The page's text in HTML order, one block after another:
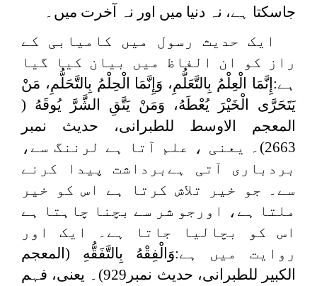
جاسکتا ہے، نہ دنیا میں اور نہ آخرت میں۔
ایک حدیث رسول میں کامیابی کے
راز کو ان الفاظ میں بیان کیا گیا
ہے: إِنَّمَا الْعِلْمُ بِالتَّعَلُّمِ، وَإِنَّمَا الْحِلْمُ بِالتَّحَلُّمِ، مَنْ
يَتَحَرَّى الْخَيْرَ يُعْطَهُ، وَمَنْ يَتَّقِ الشَّرَّ يُوقَهُ (
المعجم الاوسط للطبرانی، حدیث نمبر
2663)۔ یعنی ، علم آتا ہے لرننگ سے،
بردباری آتی ہےبرداشت پیدا کرنے
سے۔ جو خیر تلاش کرتا ہے اس کو خیر
ملتا ہے، اورجو شر سے بچنا چاہتا ہے
اس کو بچالیا جاتا ہے۔ ایک اور
روایت میں ہے:وَالْفِقْهُ بِالتَّفَقُّهِ (المعجم
الکبیر للطبرانی، حدیث نمبر929)۔ یعنی، فہم